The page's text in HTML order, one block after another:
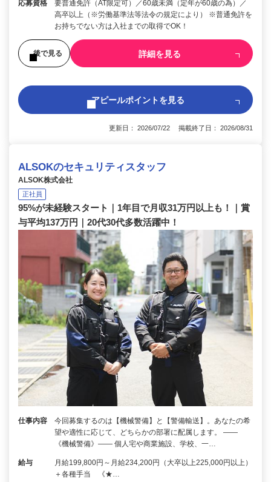
応募資格
要普通免許（AT限定可）／60歳未満（定年が60歳の為）／
高卒以上（※労働基準法等法令の規定により） ※普通免許を
お持ちでない方は入社までの取得でOK！
後で見る 詳細を見る
アピールポイントを見る
更新日： 2026/07/22 掲載終了日： 2026/08/31
ALSOKのセキュリティスタッフ
ALSOK株式会社
正社員
95%が未経験スタート｜1年目で月収31万円以上も！｜賞
与平均137万円｜20代30代多数活躍中！
仕事内容
今回募集するのは【機械警備】と【警備輸送】。あなたの希
望や適性に応じて、どちらかの部署に配属します。 ――
《機械警備》―― 個人宅や商業施設、学校、一…
給与
月給199,800円～月給234,200円（大卒以上225,000円以上）
＋各種手当 《★…